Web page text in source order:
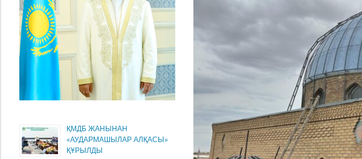
ҚМДБ ЖАНЫНАН
«АУДАРМАШЫЛАР АЛҚАСЫ»
ҚҰРЫЛДЫ